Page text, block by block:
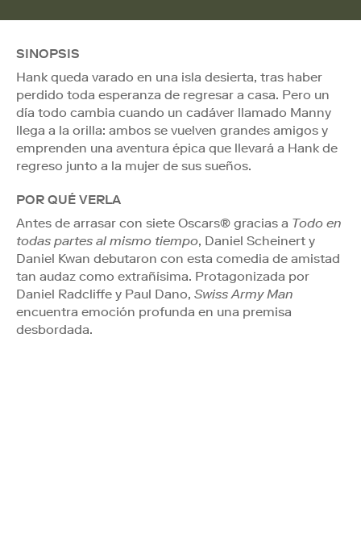
SINOPSIS
Hank queda varado en una isla desierta, tras haber
perdido toda esperanza de regresar a casa. Pero un
día todo cambia cuando un cadáver llamado Manny
llega a la orilla: ambos se vuelven grandes amigos y
emprenden una aventura épica que llevará a Hank de
regreso junto a la mujer de sus sueños.
POR QUÉ VERLA
Antes de arrasar con siete Oscars® gracias a Todo en
todas partes al mismo tiempo, Daniel Scheinert y
Daniel Kwan debutaron con esta comedia de amistad
tan audaz como extrañísima. Protagonizada por
Daniel Radcliffe y Paul Dano, Swiss Army Man
encuentra emoción profunda en una premisa
desbordada.